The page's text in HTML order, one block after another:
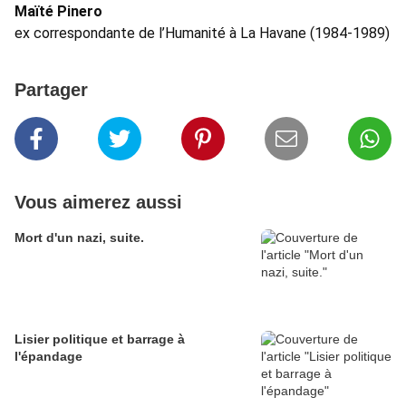
Maïté Pinero
ex correspondante de l’Humanité à La Havane (1984-1989)
Partager
Vous aimerez aussi
Mort d'un nazi, suite.
Lisier politique et barrage à
l'épandage